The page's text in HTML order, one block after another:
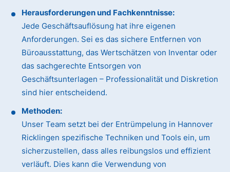
Herausforderungen und Fachkenntnisse:
Jede Geschäftsauflösung hat ihre eigenen
Anforderungen. Sei es das sichere Entfernen von
Büroausstattung, das Wertschätzen von Inventar oder
das sachgerechte Entsorgen von
Geschäftsunterlagen – Professionalität und Diskretion
sind hier entscheidend.
Methoden:
Unser Team setzt bei der Entrümpelung in Hannover
Ricklingen spezifische Techniken und Tools ein, um
sicherzustellen, dass alles reibungslos und effizient
verläuft. Dies kann die Verwendung von